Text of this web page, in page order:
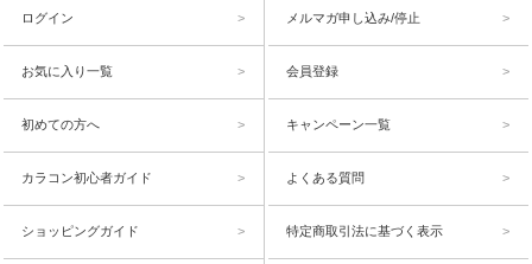
ログイン メルマガ申し込み/停止
お気に入り一覧 会員登録
初めての方へ キャンペーン一覧
カラコン初心者ガイド よくある質問
ショッピングガイド 特定商取引法に基づく表示